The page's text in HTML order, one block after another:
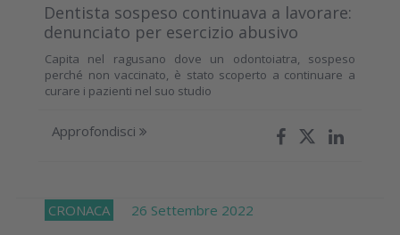
Dentista sospeso continuava a lavorare:
denunciato per esercizio abusivo
Capita nel ragusano dove un odontoiatra, sospeso
perché non vaccinato, è stato scoperto a continuare a
curare i pazienti nel suo studio
Approfondisci
CRONACA 26 Settembre 2022